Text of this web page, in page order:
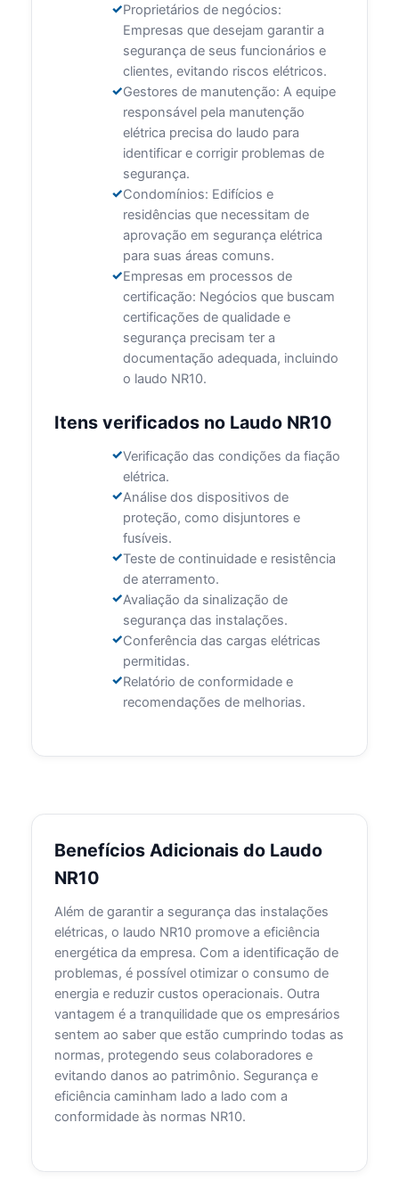
Proprietários de negócios:
Empresas que desejam garantir a
segurança de seus funcionários e
clientes, evitando riscos elétricos.
Gestores de manutenção: A equipe
responsável pela manutenção
elétrica precisa do laudo para
identificar e corrigir problemas de
segurança.
Condomínios: Edifícios e
residências que necessitam de
aprovação em segurança elétrica
para suas áreas comuns.
Empresas em processos de
certificação: Negócios que buscam
certificações de qualidade e
segurança precisam ter a
documentação adequada, incluindo
o laudo NR10.
Itens verificados no Laudo NR10
Verificação das condições da fiação
elétrica.
Análise dos dispositivos de
proteção, como disjuntores e
fusíveis.
Teste de continuidade e resistência
de aterramento.
Avaliação da sinalização de
segurança das instalações.
Conferência das cargas elétricas
permitidas.
Relatório de conformidade e
recomendações de melhorias.
Benefícios Adicionais do Laudo
NR10
Além de garantir a segurança das instalações
elétricas, o laudo NR10 promove a eficiência
energética da empresa. Com a identificação de
problemas, é possível otimizar o consumo de
energia e reduzir custos operacionais. Outra
vantagem é a tranquilidade que os empresários
sentem ao saber que estão cumprindo todas as
normas, protegendo seus colaboradores e
evitando danos ao patrimônio. Segurança e
eficiência caminham lado a lado com a
conformidade às normas NR10.